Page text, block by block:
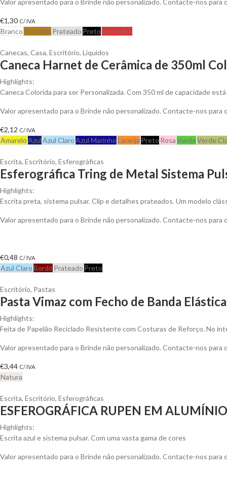
€1,30 C/ IVA
Branco Dourado Prateado PretoVermelho
Canecas, Casa, Escritório, Líquidos
Caneca Harnet de Cerâmica de 350ml
Highlights:
Caneca Colorida para ser Personalizada. Com 350 ml de capacidade
Valor apresentado para o Brinde não personalizado. Contacte-nos
€2,12 C/ IVA
AmareloAzulAzul ClaroAzul MarinhoLaranja Preto RosaVerdeVerde
Escrita, Escritório, Esferográficas
Esferográfica Tring de Metal Sistema
Highlights:
Escrita preta, sistema pulsar. Clip e detalhes prateados. Um modelo
Valor apresentado para o Brinde não personalizado. Contacte-nos
€0,48 C/ IVA
Azul ClaroBordô Prateado Preto
Escritório, Pastas
Pasta Vimaz com Fecho de Banda
Highlights:
Feita de Papelão Reciclado Resistente com Costuras de Reforço. No
Valor apresentado para o Brinde não personalizado. Contacte-nos
€3,44 C/ IVA
Natura
Escrita, Escritório, Esferográficas
ESFEROGRÁFICA RUPEN EM
Highlights:
Escrita azul e sistema pulsar. Com uma vasta gama de cores
Valor apresentado para o Brinde não personalizado. Contacte-nos